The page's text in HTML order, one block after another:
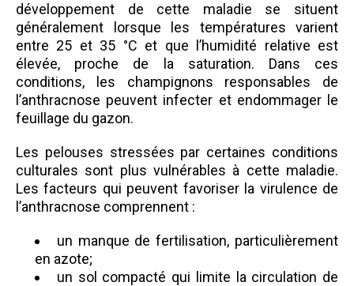
développement de cette maladie se situent
généralement lorsque les températures varient
entre 25 et 35 °C et que l’humidité relative est
élevée, proche de la saturation. Dans ces
conditions, les champignons responsables de
l’anthracnose peuvent infecter et endommager le
feuillage du gazon.
Les pelouses stressées par certaines conditions
culturales sont plus vulnérables à cette maladie.
Les facteurs qui peuvent favoriser la virulence de
l’anthracnose comprennent :
un manque de fertilisation, particulièrement
en azote;
un sol compacté qui limite la circulation de